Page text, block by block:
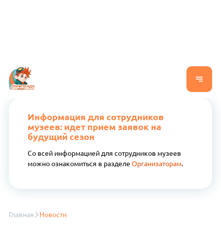
Информация для сотрудников
музеев: идет прием заявок на
будущий сезон
Со всей информацией для сотрудников музеев
можно ознакомиться в разделе Организаторам.
Главная Новости